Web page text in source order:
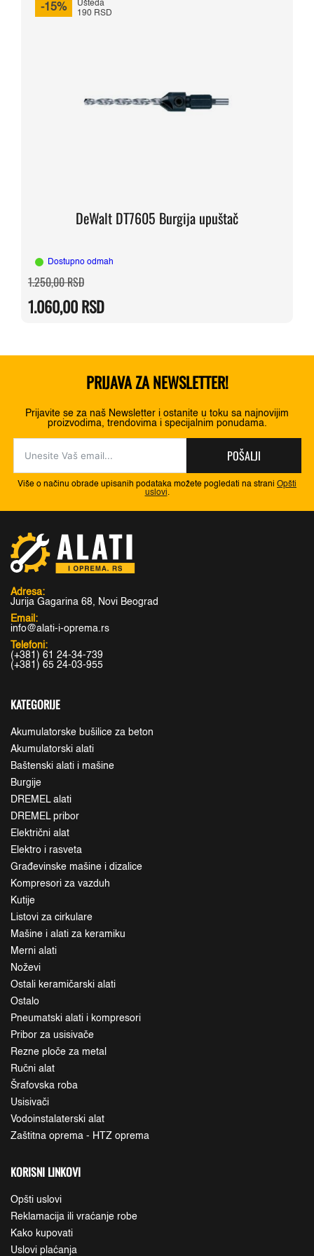
-15%
Ušteda
190 RSD
DeWalt DT7605 Burgija upuštač
Dostupno odmah
1.250,00RSDOriginalna
cena
bila:
1.250,00 RSD.
1.060,00RSD
Trenutna
cena
1.060,00 RSD.
PRIJAVA ZA NEWSLETTER!
Prijavite se za naš Newsletter i ostanite u toku sa najnovijim
proizvodima, trendovima i specijalnim ponudama.
POŠALJI
Više o načinu obrade upisanih podataka možete pogledati na strani Opšti
uslovi .
Adresa:
Jurija Gagarina 68, Novi Beograd
Email:
info@alati-i-oprema.rs
Telefoni:
(+381) 61 24-34-739
(+381) 65 24-03-955
KATEGORIJE
Akumulatorske bušilice za beton
Akumulatorski alati
Baštenski alati i mašine
Burgije
DREMEL alati
DREMEL pribor
Električni alat
Elektro i rasveta
Građevinske mašine i dizalice
Kompresori za vazduh
Kutije
Listovi za cirkulare
Mašine i alati za keramiku
Merni alati
Noževi
Ostali keramičarski alati
Ostalo
Pneumatski alati i kompresori
Pribor za usisivače
Rezne ploče za metal
Ručni alat
Šrafovska roba
Usisivači
Vodoinstalaterski alat
Zaštitna oprema - HTZ oprema
KORISNI LINKOVI
Opšti uslovi
Reklamacija ili vraćanje robe
Kako kupovati
Uslovi plaćanja